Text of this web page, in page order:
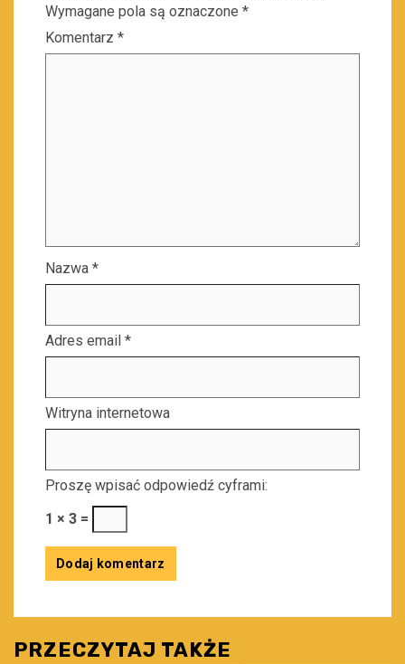
Wymagane pola są oznaczone *
Komentarz *
Nazwa *
Adres email *
Witryna internetowa
Proszę wpisać odpowiedź cyframi:
1 × 3 =
PRZECZYTAJ TAKŻE